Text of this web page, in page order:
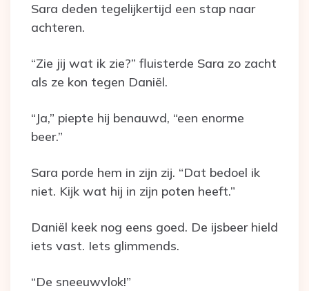
Sara deden tegelijkertijd een stap naar
achteren.
“Zie jij wat ik zie?” fluisterde Sara zo zacht
als ze kon tegen Daniël.
“Ja,” piepte hij benauwd, “een enorme
beer.”
Sara porde hem in zijn zij. “Dat bedoel ik
niet. Kijk wat hij in zijn poten heeft.”
Daniël keek nog eens goed. De ijsbeer hield
iets vast. Iets glimmends.
“De sneeuwvlok!”